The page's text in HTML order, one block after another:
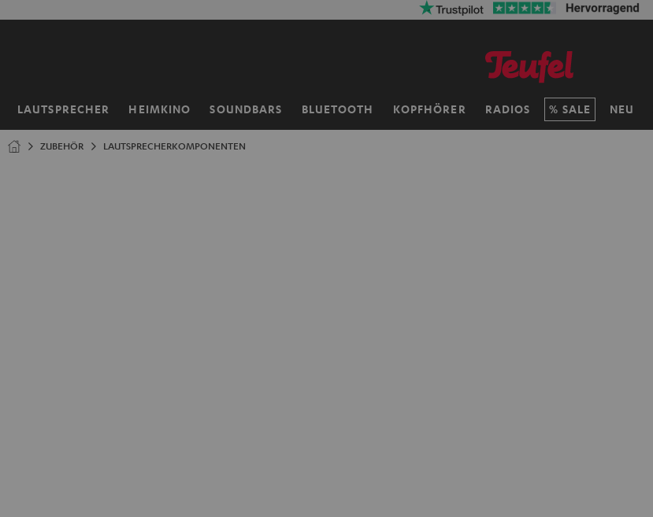
LAUTSPRECHER HEIMKINO SOUNDBARS BLUETOOTH KOPFHÖRER RADIOS SALE NEU
Startseite
ZUBEHÖR LAUTSPRECHERKOMPONENTEN